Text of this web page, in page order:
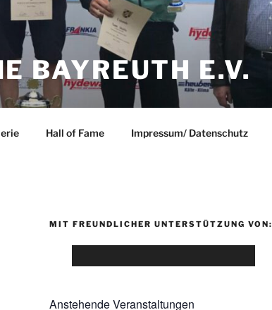
BAYREUTH E.V.
Hall of Fame Impressum/ Datenschutz
MIT FREUNDLICHER UNTERSTÜTZUNG VON:
Anstehende Veranstaltungen